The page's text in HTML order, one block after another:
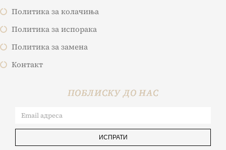
Политика за колачиња
Политика за испорака
Политика за замена
Контакт
ПОБЛИСКУ ДО НАС
ИСПРАТИ